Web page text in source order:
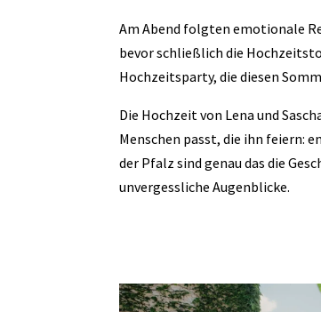
Am Abend folgten emotionale
bevor schließlich die
Hochzeitsparty, die diesen
Die Hochzeit von Lena und
Menschen passt, die ihn feiern:
der Pfalz sind genau das die
unvergessliche Augenblicke.